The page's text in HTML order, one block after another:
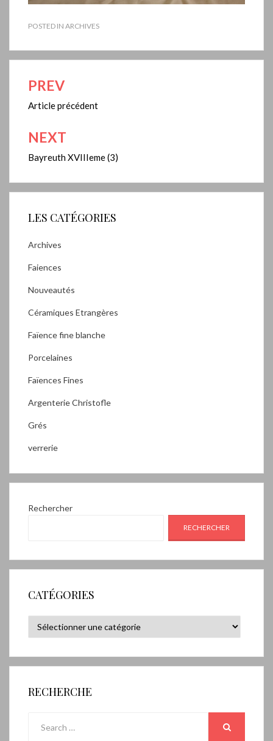
POSTED IN ARCHIVES
Navigation
de
l’article
PREV
Article précédent
NEXT
Bayreuth XVIIIeme (3)
LES CATÉGORIES
Archives
Faiences
Nouveautés
Céramiques Etrangères
Faïence fine blanche
Porcelaines
Faïences Fines
Argenterie Christofle
Grés
verrerie
Rechercher
RECHERCHER
CATÉGORIES
RECHERCHE